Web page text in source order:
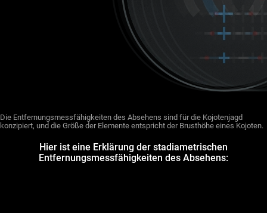
Die Entfernungsmessfähigkeiten des Absehens sind für die Kojotenjagd
konzipiert, und die Größe der Elemente entspricht der Brusthöhe eines Kojoten.
Hier ist eine Erklärung der stadiametrischen
Entfernungsmessfähigkeiten des Absehens: